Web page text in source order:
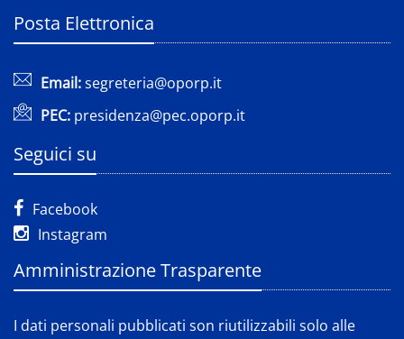
Posta Elettronica
Email:segreteria@oporp.it
PEC: presidenza@pec.oporp.it
Seguici su
Facebook
Instagram
Amministrazione Trasparente
I dati personali pubblicati son riutilizzabili solo alle